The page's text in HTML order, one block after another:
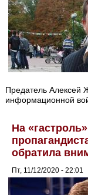
Предатель Алексей
информационной
На
обратила
Пт, 11/12/2020 - 22:01